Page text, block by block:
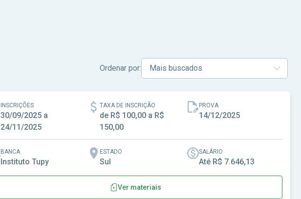
Ordenar por:
INSCRIÇÕES
30/09/2025 a
24/11/2025
TAXA DE INSCRIÇÃO
de R$ 100,00 a R$
150,00
PROVA
14/12/2025
BANCA
Instituto Tupy
ESTADO
Sul
SALÁRIO
Até R$ 7.646,13
Ver materiais